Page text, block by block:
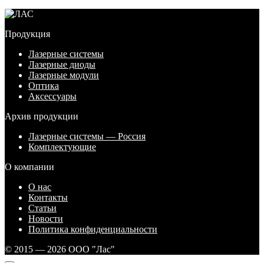
Продукция
Лазерные системы
Лазерные диоды
Лазерные модули
Оптика
Аксессуары
Архив продукции
Лазерные системы — Россия
Комплектующие
О компании
О нас
Контакты
Статьи
Новости
Политика конфиденциальности
© 2015 — 2026 ООО "Лас"